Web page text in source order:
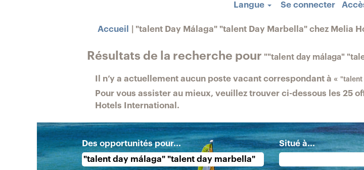
Langue Se connecter
Accueil "talent Day Málaga" "talent Day Marbella" chez Melia
Résultats de la recherche pour ""talent day málaga"
Il n’y a actuellement aucun poste vacant correspondant à « "talent
Pour vous assister au mieux, veuillez trouver ci-dessous les 25
Hotels International.
Des opportunités pour... Situé à...